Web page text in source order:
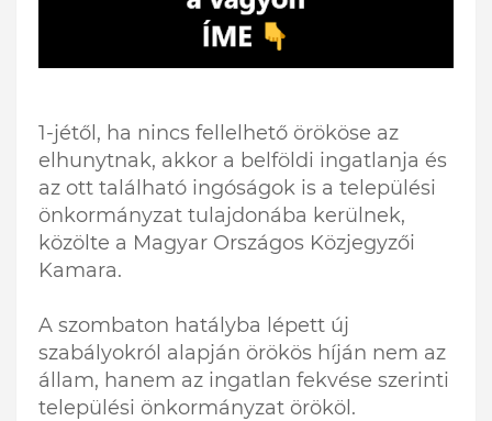
1-jétől, ha nincs fellelhető örököse az
elhunytnak, akkor a belföldi ingatlanja és
az ott található ingóságok is a települési
önkormányzat tulajdonába kerülnek,
közölte a Magyar Országos Közjegyzői
Kamara.
A szombaton hatályba lépett új
szabályokról alapján örökös híján nem az
állam, hanem az ingatlan fekvése szerinti
települési önkormányzat örököl.